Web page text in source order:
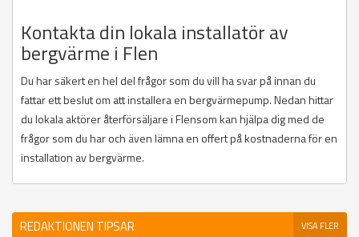
Kontakta din lokala installatör av
bergvärme i Flen
Du har säkert en hel del frågor som du vill ha svar på innan du
fattar ett beslut om att installera en bergvärmepump. Nedan hittar
du lokala aktörer återförsäljare i Flensom kan hjälpa dig med de
frågor som du har och även lämna en offert på kostnaderna för en
installation av bergvärme.
REDAKTIONEN TIPSAR VISA FLER